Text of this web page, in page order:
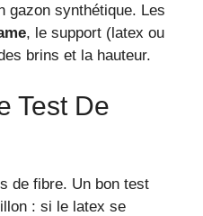
gazon synthétique. Les
, le support (latex ou
brins et la hauteur.
Test De
de fibre. Un bon test
: si le latex se